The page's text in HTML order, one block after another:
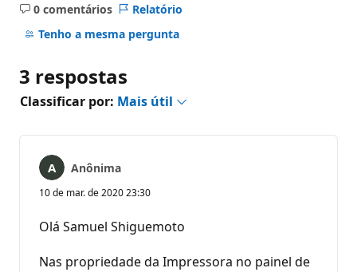
0 comentários
Sem
comentários
Relatório
Tenho a mesma pergunta
3 respostas
Classificar por: Mais útil
Anônima
10 de mar. de 2020 23:30
Olá Samuel Shiguemoto
Nas propriedade da Impressora no painel de